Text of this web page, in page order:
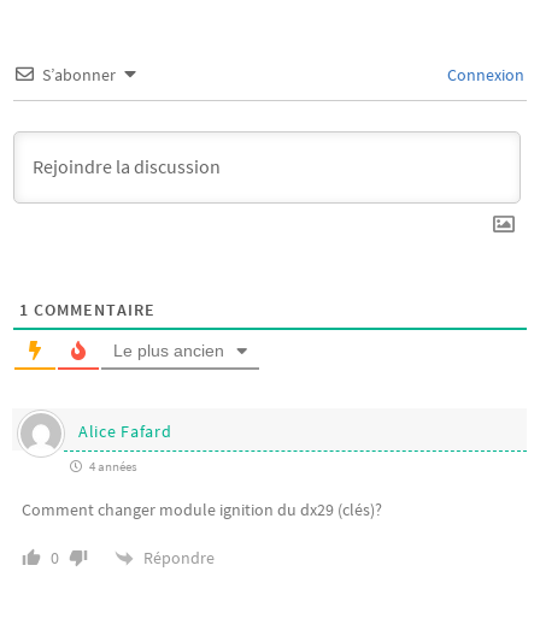
S’abonner Connexion
1 COMMENTAIRE
Le plus ancien
Alice Fafard
4 années
Comment changer module ignition du dx29 (clés)?
0 Répondre